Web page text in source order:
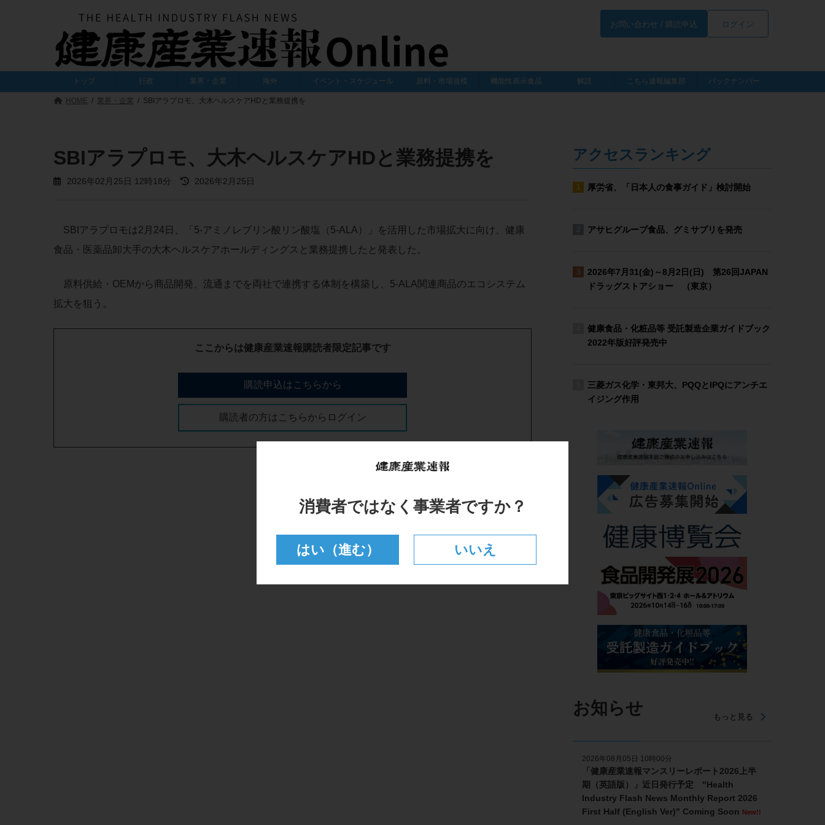
へ
キ
ョ
に
お問い合わせ / 購読申込 ログイン
トップ 行政 業界・企業 海外 イベント・スケジュール 原料・市場規模 機能性表示食品 解説 こちら速報編集部 バックナンバー
HOME 業界・企業 SBIアラプロモ、大木ヘルスケアHDと業務提携を
SBIアラプロモ、大木ヘルスケアHDと業務提携を
2026年02月25日 12時18分
最
日
時
:
2026年2月25日
SBIアラプロモは2月24日、「5-アミノレブリン酸リン酸塩（5-ALA）」を活用した市場拡大に向け、健康
食品・医薬品卸大手の大木ヘルスケアホールディングスと業務提携したと発表した。
原料供給・OEMから商品開発、流通までを両社で連携する体制を構築し、5-ALA関連商品のエコシステム
拡大を狙う。
ここからは健康産業速報購読者限定記事です
購読申込はこちらから
購読者の方はこちらからログイン
アクセスランキング
お知らせ もっと見る
2026年08月05日 10時00分
「健康産業速報マンスリーレポート2026上半
期（英語版）」近日発行予定 "Health
Industry Flash News Monthly Report 2026
First Half (English Ver)" Coming Soon New!!
消費者ではなく事業者ですか？
はい（進む） いいえ